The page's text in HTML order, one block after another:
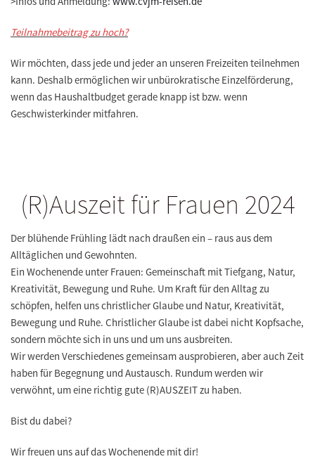
Teilnahmebeitrag zu hoch?
Wir möchten, dass jede und jeder an unseren Freizeiten teilnehmen
kann. Deshalb ermöglichen wir unbürokratische Einzelförderung,
wenn das Haushaltbudget gerade knapp ist bzw. wenn
Geschwisterkinder mitfahren.
(R)Auszeit für Frauen 2024
Der blühende Frühling lädt nach draußen ein – raus aus dem
Alltäglichen und Gewohnten.
Ein Wochenende unter Frauen: Gemeinschaft mit Tiefgang, Natur,
Kreativität, Bewegung und Ruhe. Um Kraft für den Alltag zu
schöpfen, helfen uns christlicher Glaube und Natur, Kreativität,
Bewegung und Ruhe. Christlicher Glaube ist dabei nicht Kopfsache,
sondern möchte sich in uns und um uns ausbreiten.
Wir werden Verschiedenes gemeinsam ausprobieren, aber auch Zeit
haben für Begegnung und Austausch. Rundum werden wir
verwöhnt, um eine richtig gute (R)AUSZEIT zu haben.
Bist du dabei?
Wir freuen uns auf das Wochenende mit dir!